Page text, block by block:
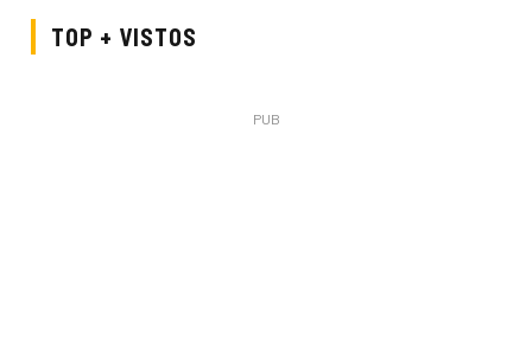
TOP + VISTOS
PUB